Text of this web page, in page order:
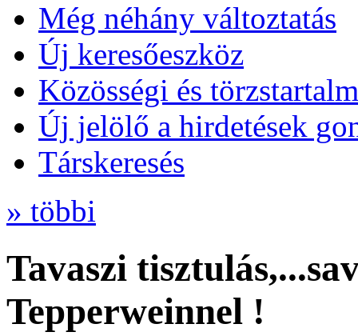
Még néhány változtatás
Új keresőeszköz
Közösségi és
Új jelölő a hirdetések
Társkeresés
» többi
Tavaszi
Tepperweinnel !